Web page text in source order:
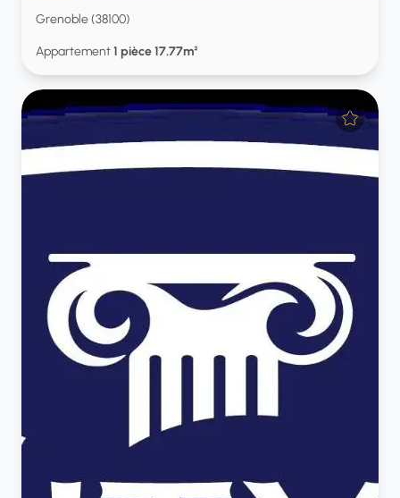
Grenoble (38100)
Appartement1 pièce 17.77m²